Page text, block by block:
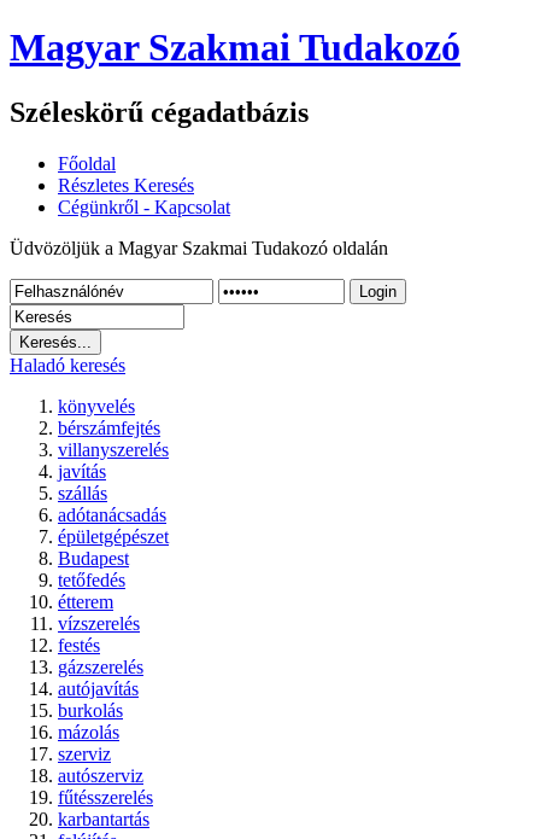
Magyar Szakmai Tudakozó
Széleskörű cégadatbázis
Főoldal
Részletes Keresés
Cégünkről - Kapcsolat
Üdvözöljük a Magyar Szakmai Tudakozó oldalán
Login
Haladó keresés
könyvelés
bérszámfejtés
villanyszerelés
javítás
szállás
adótanácsadás
épületgépészet
Budapest
tetőfedés
étterem
vízszerelés
festés
gázszerelés
autójavítás
burkolás
mázolás
szerviz
autószerviz
fűtésszerelés
karbantartás